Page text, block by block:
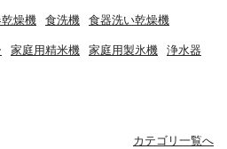
燥機 食洗機 食器洗い乾燥機
家庭用精米機 家庭用製氷機 浄水器
カテゴリ一覧へ